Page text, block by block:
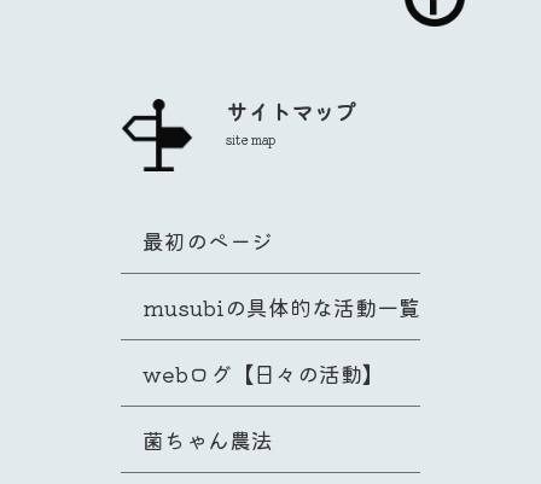
サイトマップ
site map
最初のページ
musubiの具体的な活動一覧
webログ【日々の活動】
菌ちゃん農法